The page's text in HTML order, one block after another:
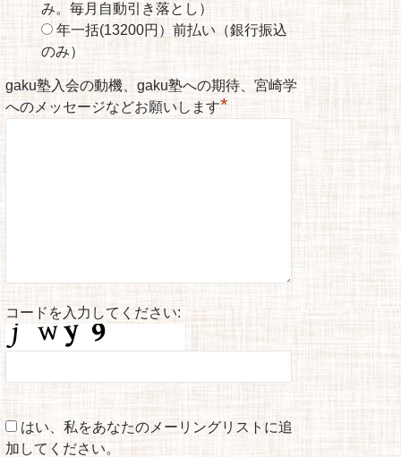
み。毎月自動引き落とし）
年一括(13200円）前払い（銀行振込
のみ）
gaku塾入会の動機、gaku塾への期待、宮崎学
へのメッセージなどお願いします*
コードを入力してください:
はい、私をあなたのメーリングリストに追
加してください。